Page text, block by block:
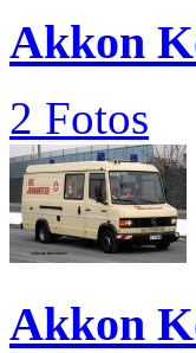
Akkon
2 Fotos
Akkon